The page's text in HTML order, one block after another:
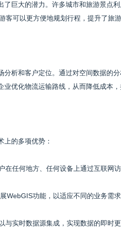
了巨大的潜力。许多城市和旅游景点
客可以更方便地规划行程，提升了旅
分析和客户定位。通过对空间数据的
业优化物流运输路线，从而降低成本
上的多项优势：
在任何地方、任何设备上通过互联网
WebGIS功能，以适应不同的业务需
与实时数据源集成，实现数据的即时